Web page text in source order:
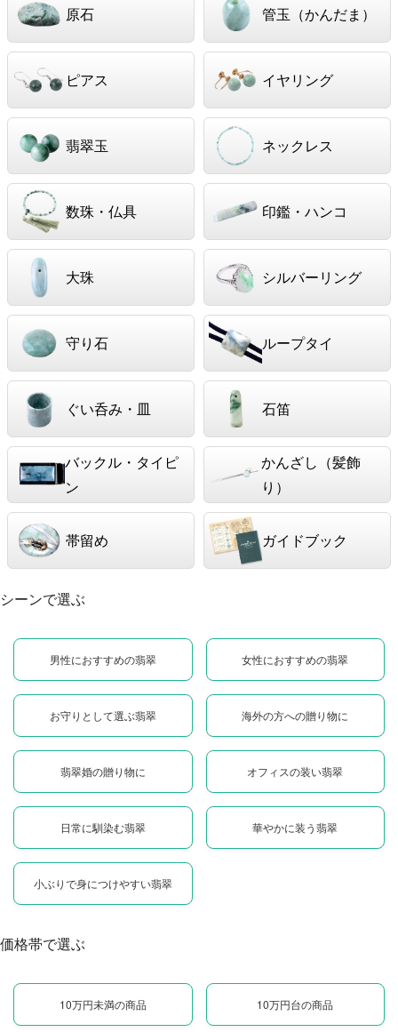
原石 管玉（かんだま）
ピアス イヤリング
翡翠玉 ネックレス
数珠・仏具 印鑑・ハンコ
大珠 シルバーリング
守り石 ループタイ
ぐい呑み・皿 石笛
バックル・タイピ
ン
かんざし（髪飾
り）
帯留め ガイドブック
シーンで選ぶ
男性におすすめの翡翠 女性におすすめの翡翠
お守りとして選ぶ翡翠 海外の方への贈り物に
翡翠婚の贈り物に オフィスの装い翡翠
日常に馴染む翡翠 華やかに装う翡翠
小ぶりで身につけやすい翡翠
価格帯で選ぶ
10万円未満の商品 10万円台の商品